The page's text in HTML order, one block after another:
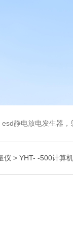
静电放电发生器
仪 > YHT- -500计算